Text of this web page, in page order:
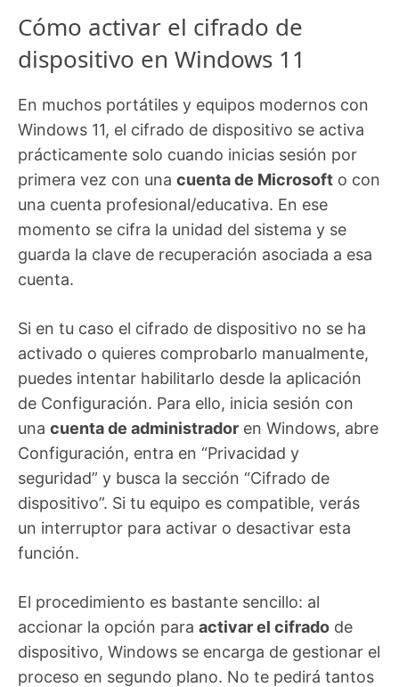
Cómo activar el cifrado de
dispositivo en Windows 11
En muchos portátiles y equipos modernos con
Windows 11, el cifrado de dispositivo se activa
prácticamente solo cuando inicias sesión por
primera vez con una cuenta de Microsoft o con
una cuenta profesional/educativa. En ese
momento se cifra la unidad del sistema y se
guarda la clave de recuperación asociada a esa
cuenta.
Si en tu caso el cifrado de dispositivo no se ha
activado o quieres comprobarlo manualmente,
puedes intentar habilitarlo desde la aplicación
de Configuración. Para ello, inicia sesión con
una cuenta de administrador en Windows, abre
Configuración, entra en “Privacidad y
seguridad” y busca la sección “Cifrado de
dispositivo”. Si tu equipo es compatible, verás
un interruptor para activar o desactivar esta
función.
El procedimiento es bastante sencillo: al
accionar la opción para activar el cifrado de
dispositivo, Windows se encarga de gestionar el
proceso en segundo plano. No te pedirá tantos